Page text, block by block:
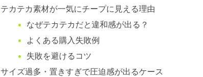
テカテカ素材が一気にチープに見える理由
なぜテカテカだと違和感が出る？
よくある購入失敗例
失敗を避けるコツ
サイズ過多・置きすぎで圧迫感が出るケース